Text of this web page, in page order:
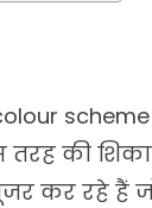
तरह की
कर रहे हैं